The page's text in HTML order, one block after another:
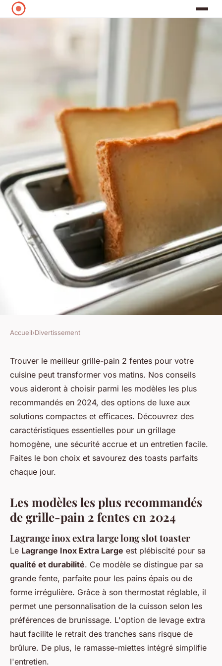
Le meilleur grille-pain 2
fentes pour votre cuisine
Edouard•24 juin 2024•2 min de lecture
Accueil›Divertissement
Trouver le meilleur grille-pain 2 fentes pour votre
cuisine peut transformer vos matins. Nos conseils
vous aideront à choisir parmi les modèles les plus
recommandés en 2024, des options de luxe aux
solutions compactes et efficaces. Découvrez des
caractéristiques essentielles pour un grillage
homogène, une sécurité accrue et un entretien facile.
Faites le bon choix et savourez des toasts parfaits
chaque jour.
Les modèles les plus recommandés
de grille-pain 2 fentes en 2024
Lagrange inox extra large long slot toaster
Le Lagrange Inox Extra Large est plébiscité pour sa
qualité et durabilité. Ce modèle se distingue par sa
grande fente, parfaite pour les pains épais ou de
forme irrégulière. Grâce à son thermostat réglable, il
permet une personnalisation de la cuisson selon les
préférences de brunissage. L'option de levage extra
haut facilite le retrait des tranches sans risque de
brûlure. De plus, le ramasse-miettes intégré simplifie
l'entretien.